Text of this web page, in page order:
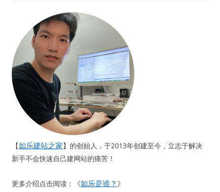
【如乐建站之家】的创始人，于2013年创建至今，立志于解决
新手不会快速自己建网站的痛苦！
更多介绍点击阅读：《如乐是谁？ 》